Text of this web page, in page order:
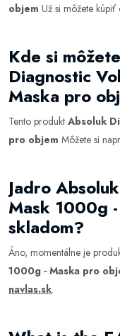
objem Už si môžete
Kde si
Diagnostic
Maska pro
Tento produkt Absoluk
pro objem Môžete si
Jadro
Mask 1000g
skladom?
Áno, momentálne je
1000g - Maska pro
navlas.sk.